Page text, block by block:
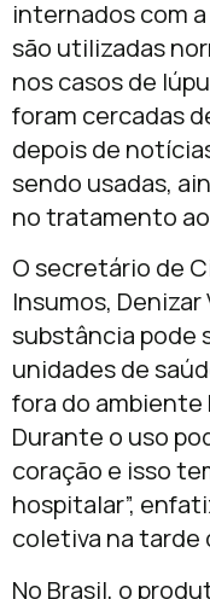
internados com
são utilizadas
nos casos de
foram cercadas
depois de
sendo usadas,
no tratamento
O secretário de
Insumos,
substância pode
unidades de
fora do ambiente
Durante o uso
coração e isso
hospitalar”,
coletiva na
No Brasil, o